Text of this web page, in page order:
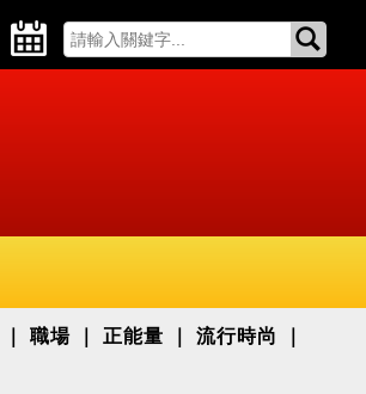
職場 正能量 流行時尚